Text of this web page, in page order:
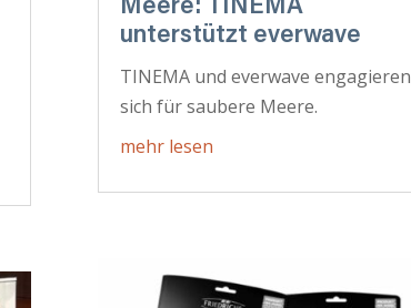
Meere: TINEMA
unterstützt everwave
TINEMA und everwave engagieren
sich für saubere Meere.
mehr lesen